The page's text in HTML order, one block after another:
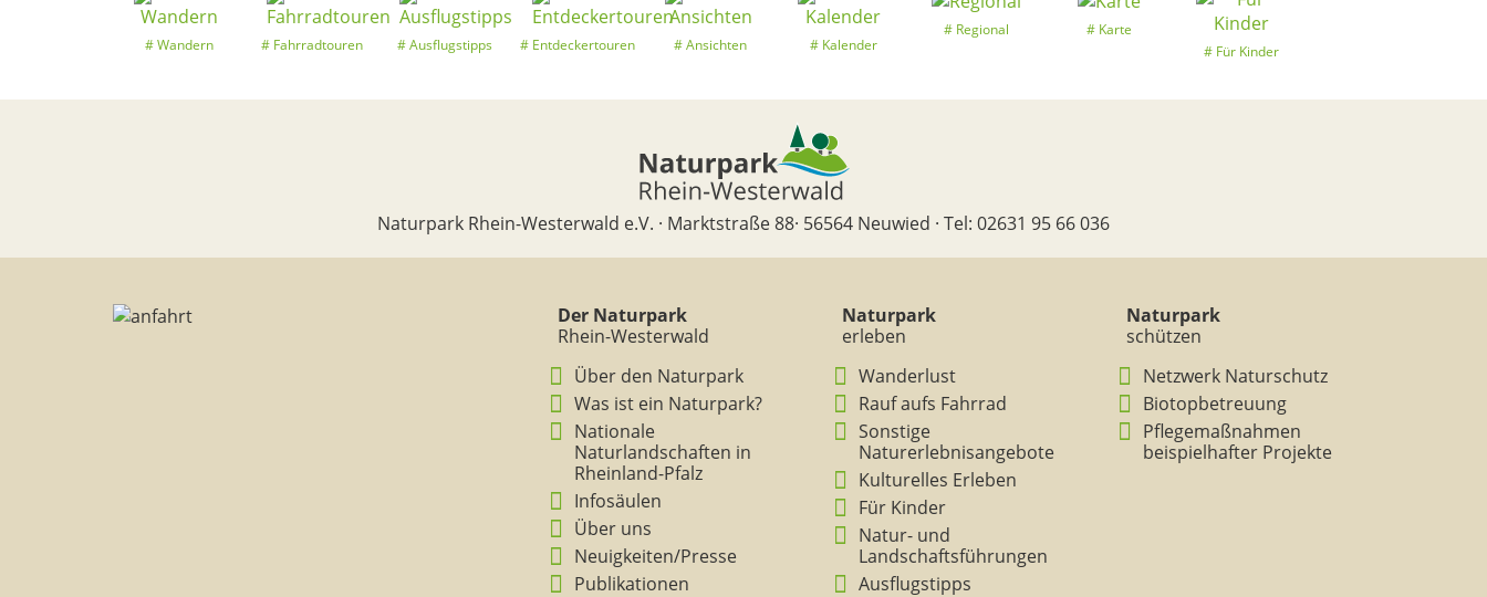
Wandern Fahrradtouren Ausflugstipps Entdeckertouren Ansichten Kalender
Regional
Karte
Für Kinder
Naturpark Rhein-Westerwald e.V. · Marktstraße 88· 56564 Neuwied · Tel: 02631 95 66 036
Der Naturpark
Rhein-Westerwald
Über den Naturpark
Was ist ein Naturpark?
Nationale
Naturlandschaften in
Rheinland-Pfalz
Infosäulen
Über uns
Neuigkeiten/Presse
Publikationen
Naturpark
erleben
Wanderlust
Rauf aufs Fahrrad
Sonstige
Naturerlebnisangebote
Kulturelles Erleben
Für Kinder
Natur- und
Landschaftsführungen
Ausflugstipps
Naturpark
schützen
Netzwerk Naturschutz
Biotopbetreuung
Pflegemaßnahmen
beispielhafter Projekte